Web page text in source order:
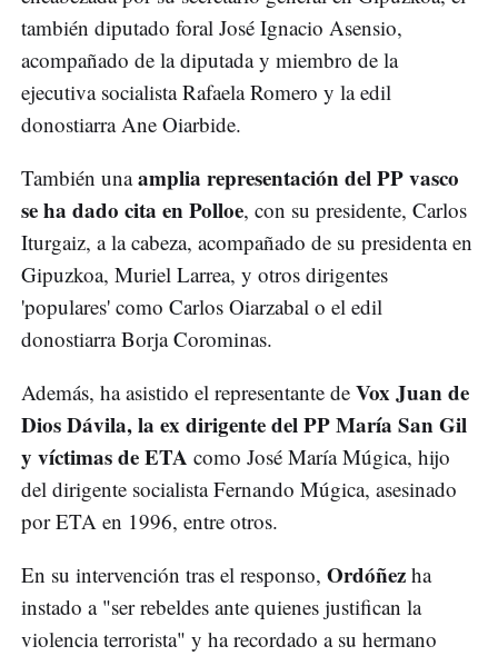
también diputado foral José Ignacio Asensio,
acompañado de la diputada y miembro de la
ejecutiva socialista Rafaela Romero y la edil
donostiarra Ane Oiarbide.
También unaamplia representación del PP vasco
se ha dado cita en Polloe, con su presidente, Carlos
Iturgaiz, a la cabeza, acompañado de su presidenta en
Gipuzkoa, Muriel Larrea, y otros dirigentes
'populares' como Carlos Oiarzabal o el edil
donostiarra Borja Corominas.
Además, ha asistido el representante de Vox Juan de
Dios Dávila, la ex dirigente del PP María San Gil
y víctimas de ETA como José María Múgica, hijo
del dirigente socialista Fernando Múgica, asesinado
por ETA en 1996, entre otros.
En su intervención tras el responso, Ordóñez ha
instado a "ser rebeldes ante quienes justifican la
violencia terrorista" y ha recordado a su hermano